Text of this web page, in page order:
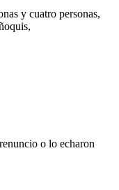
y cuatro personas,
o lo echaron